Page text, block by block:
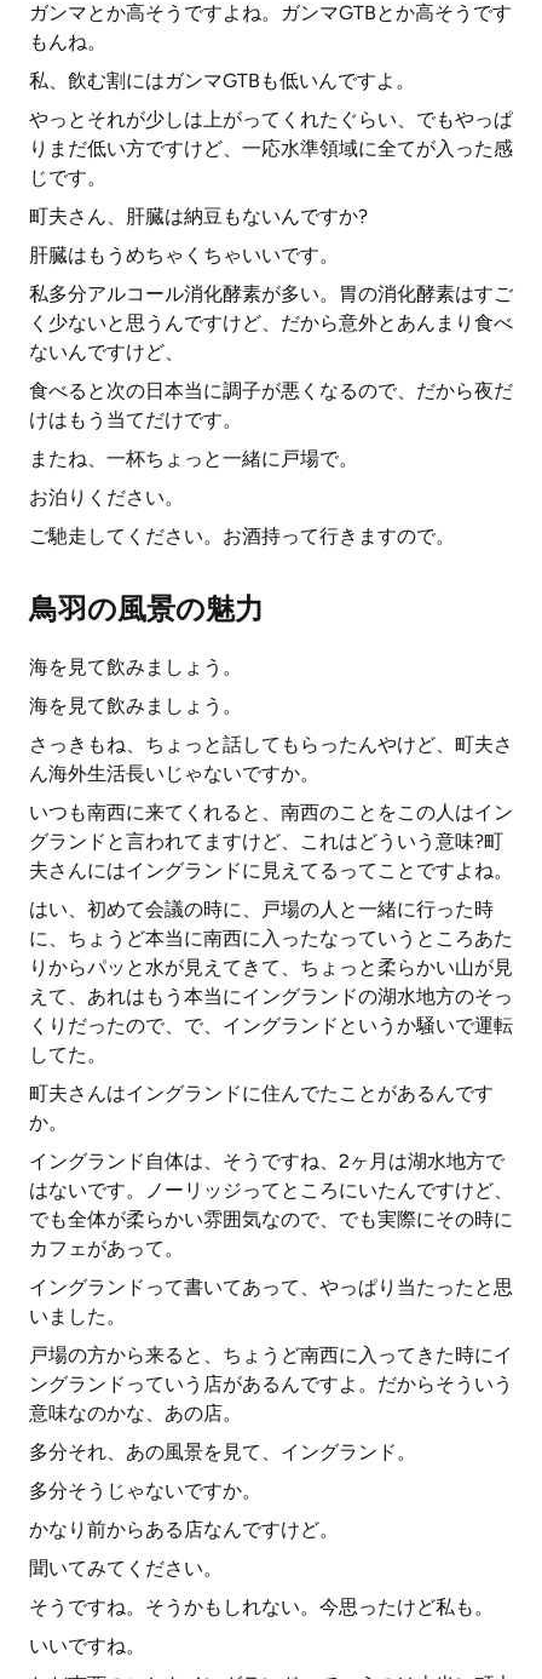
ガンマとか高そうですよね。ガンマGTBとか高そうです
もんね。
私、飲む割にはガンマGTBも低いんですよ。
やっとそれが少しは上がってくれたぐらい、でもやっぱ
りまだ低い方ですけど、一応水準領域に全てが入った感
じです。
町夫さん、肝臓は納豆もないんですか?
肝臓はもうめちゃくちゃいいです。
私多分アルコール消化酵素が多い。胃の消化酵素はすご
く少ないと思うんですけど、だから意外とあんまり食べ
ないんですけど、
食べると次の日本当に調子が悪くなるので、だから夜だ
けはもう当てだけです。
またね、一杯ちょっと一緒に戸場で。
お泊りください。
ご馳走してください。お酒持って行きますので。
鳥羽の風景の魅力
海を見て飲みましょう。
海を見て飲みましょう。
さっきもね、ちょっと話してもらったんやけど、町夫さ
ん海外生活長いじゃないですか。
いつも南西に来てくれると、南西のことをこの人はイン
グランドと言われてますけど、これはどういう意味?町
夫さんにはイングランドに見えてるってことですよね。
はい、初めて会議の時に、戸場の人と一緒に行った時
に、ちょうど本当に南西に入ったなっていうところあた
りからパッと水が見えてきて、ちょっと柔らかい山が見
えて、あれはもう本当にイングランドの湖水地方のそっ
くりだったので、で、イングランドというか騒いで運転
してた。
町夫さんはイングランドに住んでたことがあるんです
か。
イングランド自体は、そうですね、2ヶ月は湖水地方で
はないです。ノーリッジってところにいたんですけど、
でも全体が柔らかい雰囲気なので、でも実際にその時に
カフェがあって。
イングランドって書いてあって、やっぱり当たったと思
いました。
戸場の方から来ると、ちょうど南西に入ってきた時にイ
ングランドっていう店があるんですよ。だからそういう
意味なのかな、あの店。
多分それ、あの風景を見て、イングランド。
多分そうじゃないですか。
かなり前からある店なんですけど。
聞いてみてください。
そうですね。そうかもしれない。今思ったけど私も。
いいですね。